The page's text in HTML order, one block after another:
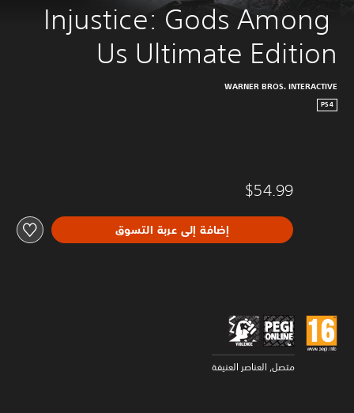
Injustice: Gods Among
Us Ultimate Edition
WARNER BROS. INTERACTIVE
PS4
$54.99
إضافة إلى عربة التسوق
متصل, العناصر العنيفة